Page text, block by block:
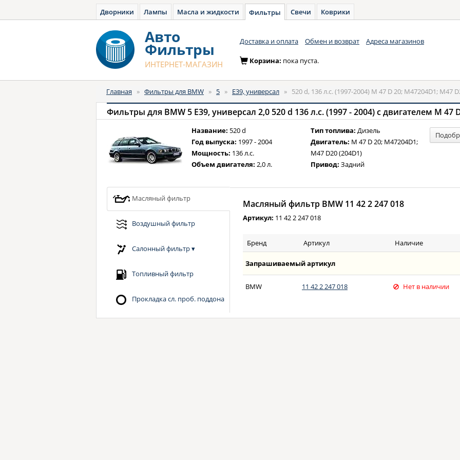
Дворники Лампы Масла и жидкости Фильтры Свечи Коврики
Авто
Фильтры
ИНТЕРНЕТ-МАГАЗИН
Доставка и оплата Обмен и возврат Адреса магазинов
Корзина: пока пуста.
Главная » Фильтры для BMW » 5 » E39, универсал » 520 d, 136 л.с. (1997-2004) M 47 D 20; M47204D1; M47
Название: 520 d
Год выпуска: 1997 - 2004
Мощность: 136 л.с.
Объем двигателя: 2,0 л.
Тип топлива: Дизель
Двигатель: M 47 D 20; M47204D1;
M47 D20 (204D1)
Привод: Задний
Масляный фильтр
Воздушный фильтр
Салонный фильтр▾
Топливный фильтр
Прокладка сл. проб. поддона
Масляный фильтр BMW 11 42 2 247 018
Артикул: 11 42 2 247 018
Бренд Артикул Наличие
Запрашиваемый артикул
BMW 11 42 2 247 018 Нет в наличии